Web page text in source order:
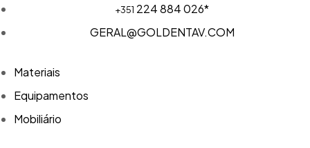
+351 224 884 026*
GERAL@GOLDENTAV.COM
Materiais
Equipamentos
Mobiliário